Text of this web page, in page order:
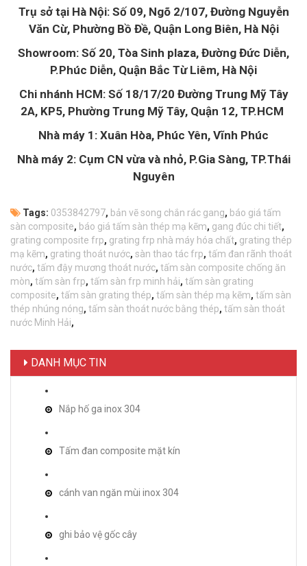
Trụ sở tại Hà Nội: Số 09, Ngõ 2/107, Đường Nguyễn
Văn Cừ, Phường Bồ Đề, Quận Long Biên, Hà Nội
Showroom: Số 20, Tòa Sinh plaza, Đường Đức Diễn,
P.Phúc Diễn, Quận Bắc Từ Liêm, Hà Nội
Chi nhánh HCM: Số 18/17/20 Đường Trung Mỹ Tây
2A, KP5, Phường Trung Mỹ Tây, Quận 12, TP.HCM
Nhà máy 1: Xuân Hòa, Phúc Yên, Vĩnh Phúc
Nhà máy 2: Cụm CN vừa và nhỏ, P.Gia Sàng, TP.Thái
Nguyên
Tags: 0353842797, bản vẽ song chắn rác gang, báo giá tấm
sàn composite, báo giá tấm sàn thép mạ kẽm, gang đúc chi tiết,
grating composite frp, grating frp nhà máy hóa chất, grating thép
mạ kẽm, grating thoát nước, sàn thao tác frp, tấm đan rãnh thoát
nước, tấm đậy mương thoát nước, tấm sàn composite chống ăn
mòn, tấm sàn frp, tấm sàn frp minh hải, tấm sàn grating
composite, tấm sàn grating thép, tấm sàn thép mạ kẽm, tấm sàn
thép nhúng nóng, tấm sàn thoát nước bằng thép, tấm sàn thoát
nước Minh Hải,
DANH MỤC TIN
Nắp hố ga inox 304
Tấm đan composite mặt kín
cánh van ngăn mùi inox 304
ghi bảo vệ gốc cây